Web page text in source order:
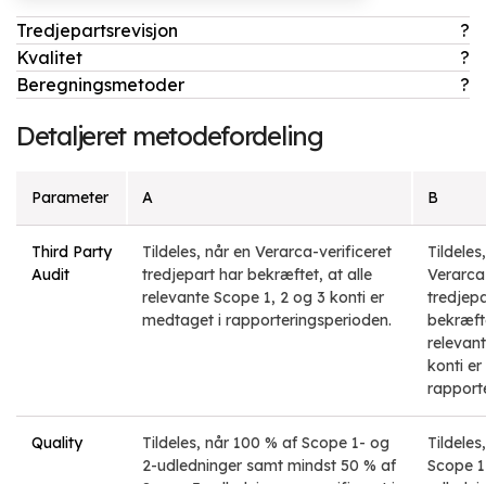
Tredjepartsrevisjon
?
Kvalitet
?
Beregningsmetoder
?
Detaljeret metodefordeling
Parameter A B
Third Party
Audit
Tildeles, når en Verarca-verificeret
tredjepart har bekræftet, at alle
relevante Scope 1, 2 og 3 konti er
medtaget i rapporteringsperioden.
konti
Quality
Tildeles, når 100 % af Scope 1- og
2-udledninger samt mindst 50 % af
Scope